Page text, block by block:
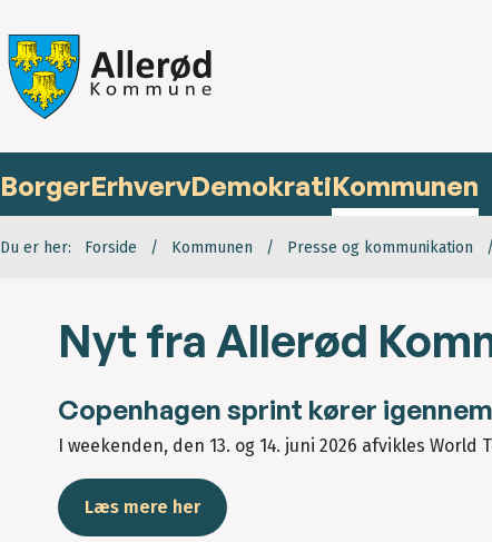
BorgerErhvervDemokratiKommunen
Du er her: Forside Kommunen Presse og kommunikation
Nyt fra Allerød
Copenhagen sprint kører
I weekenden, den 13. og 14. juni 2026 afvikles
Læs mere her